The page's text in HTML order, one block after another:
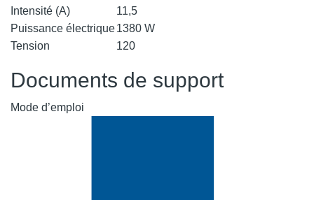
Intensité (A)
11,5
Puissance électrique1380 W
Tension
120
Documents de support
Mode d’emploi